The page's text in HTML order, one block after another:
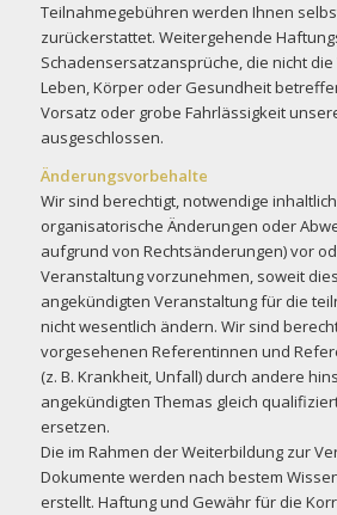
Teilnahmegebühren werden Ihnen
zurückerstattet. Weitergehende
Schadensersatzansprüche, die nicht
Leben, Körper oder Gesundheit
Vorsatz oder grobe Fahrlässigkeit
ausgeschlossen.
Änderungsvorbehalte
Wir sind berechtigt, notwendige
organisatorische Änderungen oder
aufgrund von Rechtsänderungen) vor
Veranstaltung vorzunehmen, soweit
angekündigten Veranstaltung für die
nicht wesentlich ändern. Wir sind
vorgesehenen Referentinnen und
(z. B. Krankheit, Unfall) durch andere
angekündigten Themas gleich
ersetzen.
Die im Rahmen der Weiterbildung zur
Dokumente werden nach bestem
erstellt. Haftung und Gewähr für die